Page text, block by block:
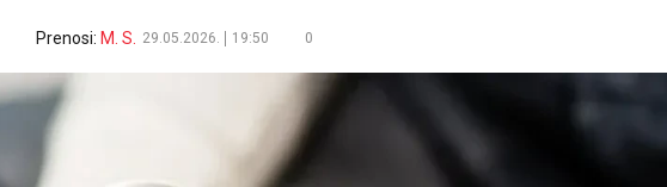
Prenosi: M. S. 29.05.2026. 19:50 0